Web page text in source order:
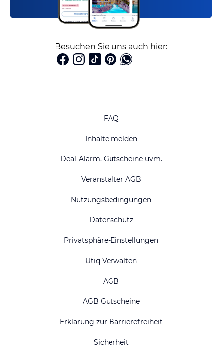
Besuchen Sie uns auch hier:
FAQ
Inhalte melden
Deal-Alarm, Gutscheine uvm.
Veranstalter AGB
Nutzungsbedingungen
Datenschutz
Privatsphäre-Einstellungen
Utiq Verwalten
AGB
AGB Gutscheine
Erklärung zur Barrierefreiheit
Sicherheit